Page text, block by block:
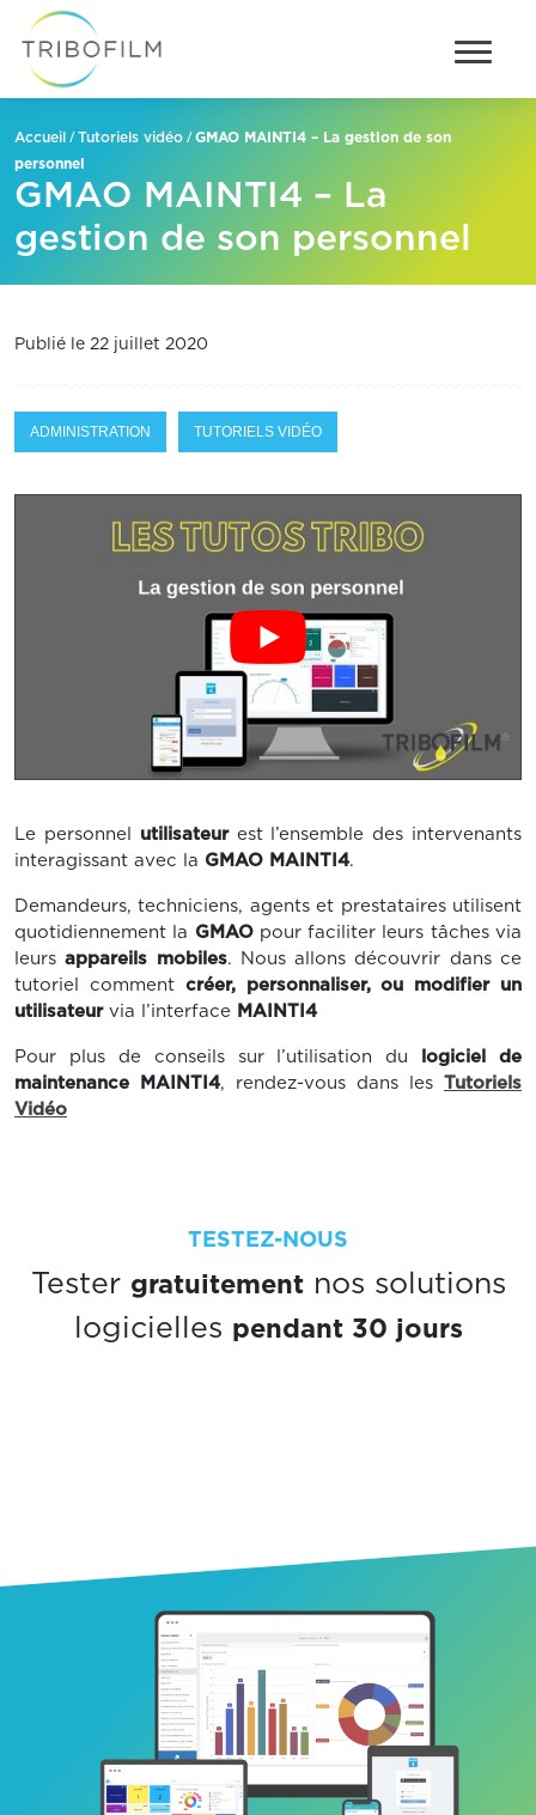
Accueil /Tutoriels vidéo /GMAO MAINTI4 – La gestion de son
personnel
GMAO MAINTI4 – La
gestion de son personnel
Publié le 22 juillet 2020
ADMINISTRATION TUTORIELS VIDÉO
Le personnel utilisateurest l’ensemble des intervenants
interagissant avec la GMAO MAINTI4.
Demandeurs, techniciens, agents et prestataires utilisent
quotidiennement la GMAOpour faciliter leurs tâches via
leursappareils mobiles. Nous allons découvrir dans ce
tutoriel comment créer, personnaliser, ou modifier un
utilisateurvia l’interface MAINTI4
Pour plus de conseils sur l’utilisation du
logiciel de
maintenance MAINTI4, rendez-vous dans les Tutoriels
Vidéo
TESTEZ-NOUS
Tester gratuitementnos solutions
logicielles pendant 30 jours